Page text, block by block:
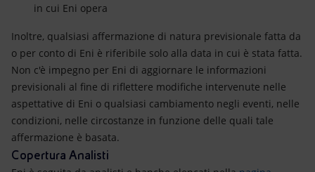
in cui Eni opera
Inoltre, qualsiasi affermazione di natura previsionale fatta da
o per conto di Eni è riferibile solo alla data in cui è stata fatta.
Non c'è impegno per Eni di aggiornare le informazioni
previsionali al fine di riflettere modifiche intervenute nelle
aspettative di Eni o qualsiasi cambiamento negli eventi, nelle
condizioni, nelle circostanze in funzione delle quali tale
affermazione è basata.
Copertura Analisti